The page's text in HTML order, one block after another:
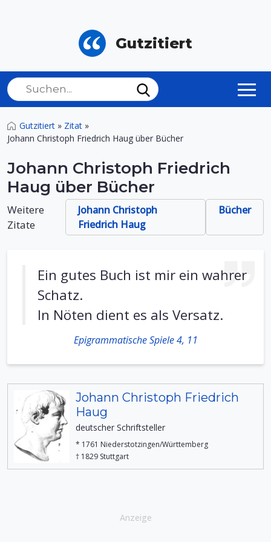
Gutzitiert
Gutzitiert » Zitat »
Johann Christoph Friedrich Haug über Bücher
Johann Christoph Friedrich
Haug über Bücher
Weitere
Zitate
Johann Christoph
Friedrich Haug
Bücher
Ein gutes Buch ist mir ein wahrer
Schatz.
In Nöten dient es als Versatz.
Epigrammatische Spiele 4, 11
Johann Christoph Friedrich
Haug
deutscher Schriftsteller
* 1761 Niederstotzingen/Württemberg
† 1829 Stuttgart
Anzeige